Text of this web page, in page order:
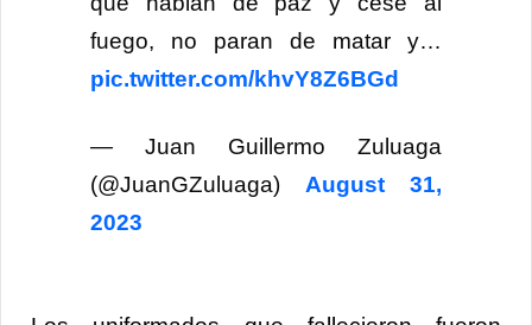
fuego, no paran de matar y…
pic.twitter.com/khvY8Z6BGd
— Juan Guillermo Zuluaga
(@JuanGZuluaga) August 31,
2023